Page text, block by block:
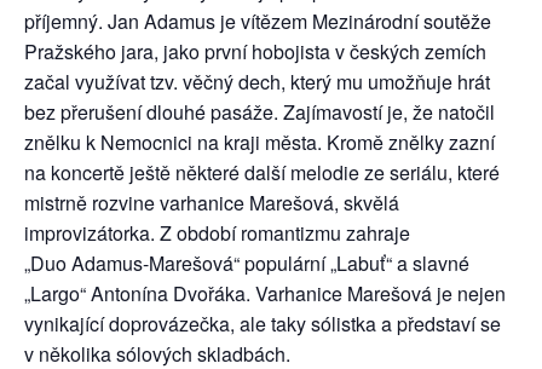
příjemný. Jan Adamus je vítězem Mezinárodní soutěže
Pražského jara, jako první hobojista v českých zemích
začal využívat tzv. věčný dech, který mu umožňuje hrát
bez přerušení dlouhé pasáže. Zajímavostí je, že natočil
znělku k Nemocnici na kraji města. Kromě znělky zazní
na koncertě ještě některé další melodie ze seriálu, které
mistrně rozvine varhanice Marešová, skvělá
improvizátorka. Z období romantizmu zahraje
„Duo Adamus-Marešová“ populární „Labuť“ a slavné
„Largo“ Antonína Dvořáka. Varhanice Marešová je nejen
vynikající doprovázečka, ale taky sólistka a představí se
v několika sólových skladbách.